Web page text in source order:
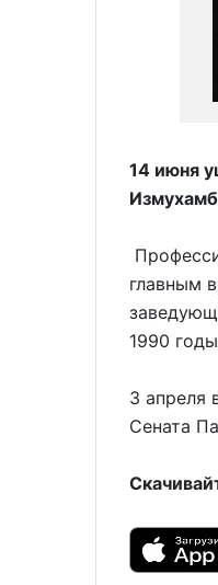
14 июня
главным
1990
3 апреля
Сената